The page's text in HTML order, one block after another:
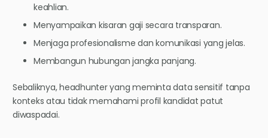
keahlian.
Menyampaikan kisaran gaji secara transparan.
Menjaga profesionalisme dan komunikasi yang jelas.
Membangun hubungan jangka panjang.
Sebaliknya, headhunter yang meminta data sensitif tanpa
konteks atau tidak memahami profil kandidat patut
diwaspadai.